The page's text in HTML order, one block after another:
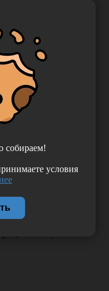
В ФИЛИАЛЕ Г.
И ТЕРМИНАЛ.
НА НАШЕМ
СЧЕТ.
счастливых
собираем!
условия